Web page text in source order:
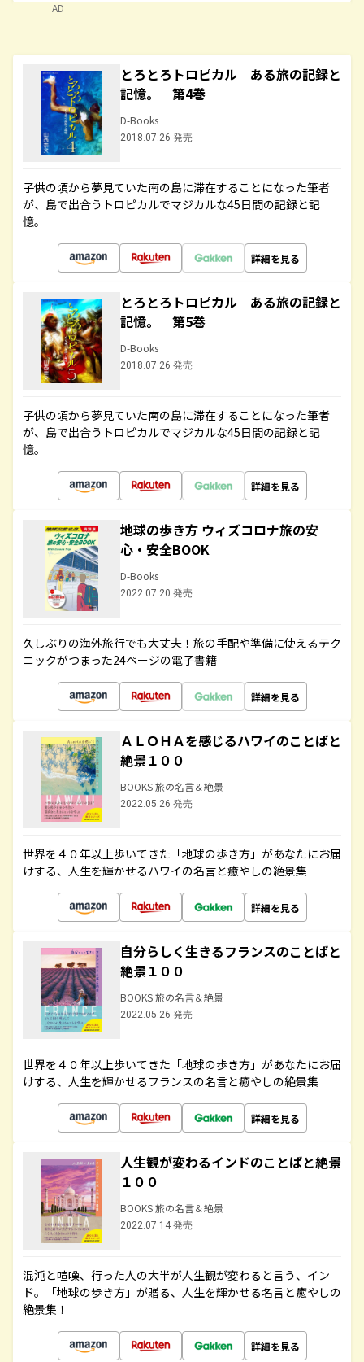
AD
とろとろトロピカル ある旅の記録と
記憶。 第4巻
D-Books
2018.07.26 発売
子供の頃から夢見ていた南の島に滞在することになった筆者
が、島で出合うトロピカルでマジカルな45日間の記録と記
憶。
詳細を見る
とろとろトロピカル ある旅の記録と
記憶。 第5巻
D-Books
2018.07.26 発売
子供の頃から夢見ていた南の島に滞在することになった筆者
が、島で出合うトロピカルでマジカルな45日間の記録と記
憶。
詳細を見る
地球の歩き方 ウィズコロナ旅の安
心・安全BOOK
D-Books
2022.07.20 発売
久しぶりの海外旅行でも大丈夫！旅の手配や準備に使えるテク
ニックがつまった24ページの電子書籍
詳細を見る
ＡＬＯＨＡを感じるハワイのことばと
絶景１００
BOOKS 旅の名言＆絶景
2022.05.26 発売
世界を４０年以上歩いてきた「地球の歩き方」があなたにお届
けする、人生を輝かせるハワイの名言と癒やしの絶景集
詳細を見る
自分らしく生きるフランスのことばと
絶景１００
BOOKS 旅の名言＆絶景
2022.05.26 発売
世界を４０年以上歩いてきた「地球の歩き方」があなたにお届
けする、人生を輝かせるフランスの名言と癒やしの絶景集
詳細を見る
人生観が変わるインドのことばと絶景
１００
BOOKS 旅の名言＆絶景
2022.07.14 発売
混沌と喧噪、行った人の大半が人生観が変わると言う、イン
ド。「地球の歩き方」が贈る、人生を輝かせる名言と癒やしの
絶景集！
詳細を見る